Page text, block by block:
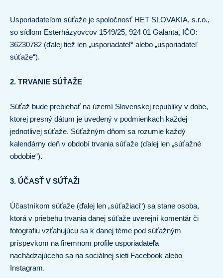
Usporiadateľom súťaže je spoločnosť HET SLOVAKIA, s.r.o.,
so sídlom Esterházyovcov 1549/25, 924 01 Galanta, IČO:
36230782 (ďalej tiež len „usporiadateľ“ alebo „usporiadateľ
súťaže“).
2. TRVANIE SÚŤAŽE
Súťaž bude prebiehať na území Slovenskej republiky v dobe,
ktorej presný dátum je uvedený v podmienkach každej
jednotlivej súťaže. Súťažným dňom sa rozumie každý
kalendárny deň v období trvania súťaže (ďalej len „súťažné
obdobie“).
3. ÚČASŤ V SÚŤAŽI
Účastníkom súťaže (ďalej len „súťažiaci“) sa stane osoba,
ktorá v priebehu trvania danej súťaže uverejní komentár či
fotografiu vzťahujúcu sa k danej téme pod súťažným
príspevkom na firemnom profile usporiadateľa
nachádzajúceho sa na sociálnej sieti Facebook alebo
Instagram.